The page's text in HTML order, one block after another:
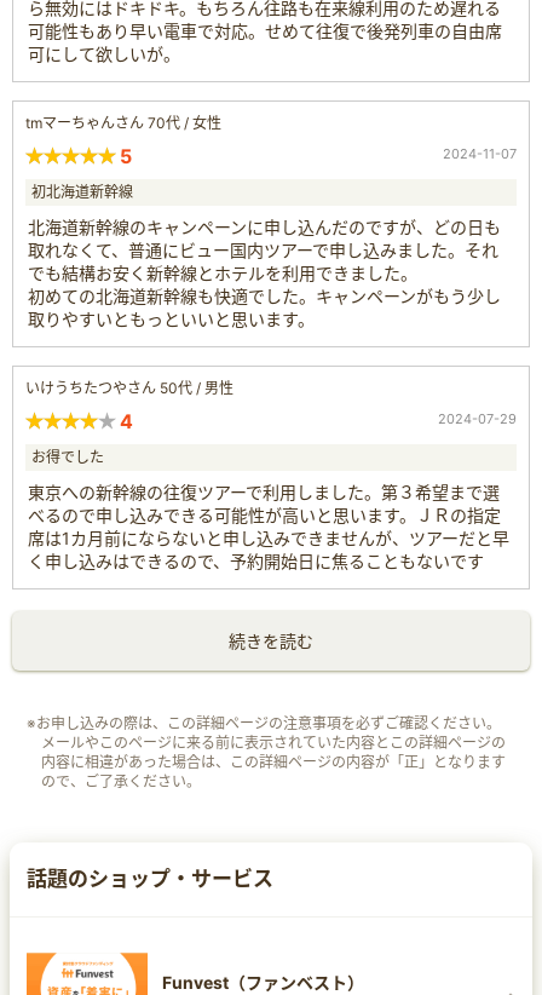
ら無効にはドキドキ。もちろん往路も在来線利用のため遅れる
可能性もあり早い電車で対応。せめて往復で後発列車の自由席
可にして欲しいが。
tmマーちゃんさん 70代 / 女性
5 2024-11-07
初北海道新幹線
北海道新幹線のキャンペーンに申し込んだのですが、どの日も
取れなくて、普通にビュー国内ツアーで申し込みました。それ
でも結構お安く新幹線とホテルを利用できました。
初めての北海道新幹線も快適でした。キャンペーンがもう少し
取りやすいともっといいと思います。
いけうちたつやさん 50代 / 男性
4 2024-07-29
お得でした
東京への新幹線の往復ツアーで利用しました。第３希望まで選
べるので申し込みできる可能性が高いと思います。ＪＲの指定
席は1カ月前にならないと申し込みできませんが、ツアーだと早
く申し込みはできるので、予約開始日に焦ることもないです
続きを読む
※お申し込みの際は、この詳細ページの注意事項を必ずご確認ください。
メールやこのページに来る前に表示されていた内容とこの詳細ページの
内容に相違があった場合は、この詳細ページの内容が「正」となります
ので、ご了承ください。
話題のショップ・サービス
Funvest（ファンベスト）